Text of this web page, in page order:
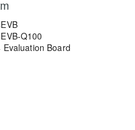
Q100
Evaluation Board